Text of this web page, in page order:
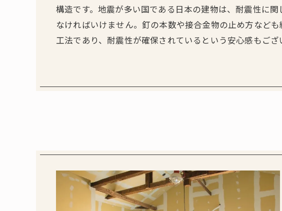
構造です。地震が多い国である日本の建物は、耐震性に
なければいけません。釘の本数や接合金物の止め方など
工法であり、耐震性が確保されているという安心感もござ